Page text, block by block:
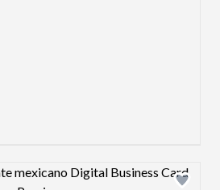
Design preview image